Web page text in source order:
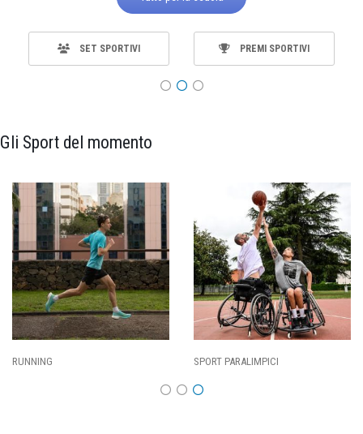
SET SPORTIVI PREMI SPORTIVI
Gli Sport del momento
SPORT PARALIMPICI